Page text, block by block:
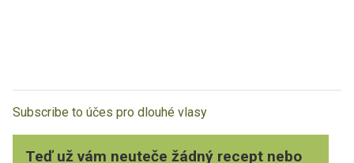
Subscribe to účes pro dlouhé vlasy
Teď už vám neuteče žádný recept nebo